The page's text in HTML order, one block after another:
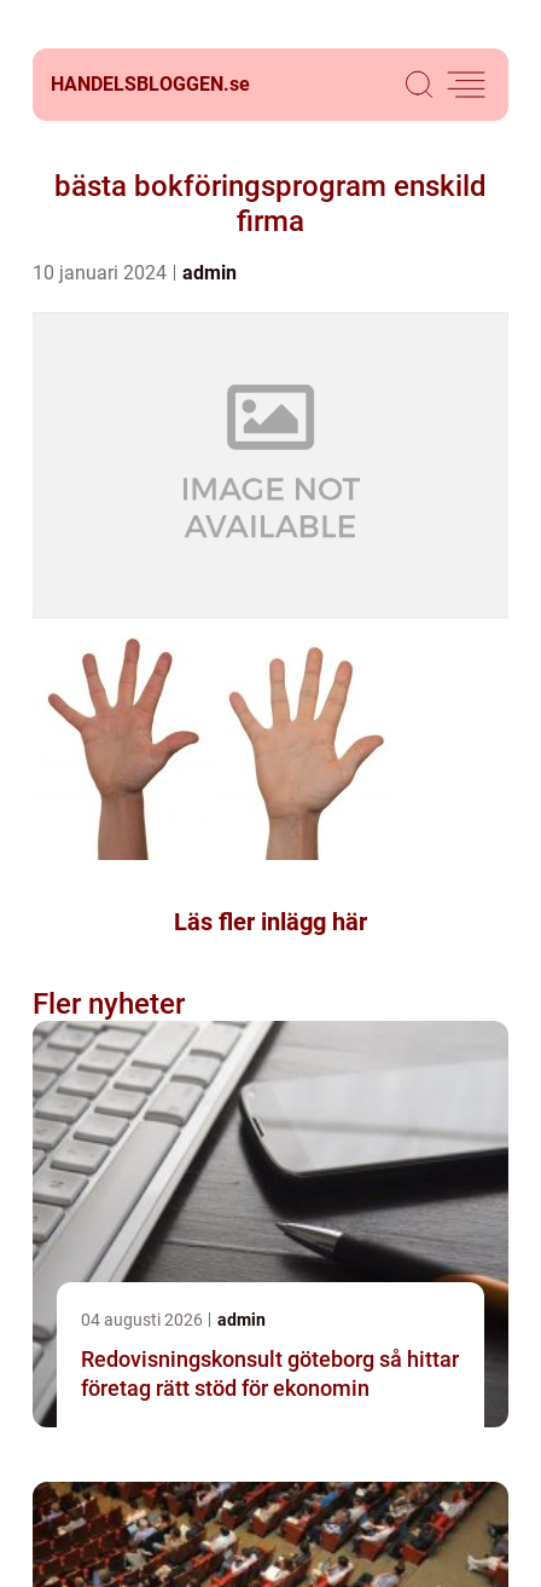
HANDELSBLOGGEN.se
bästa bokföringsprogram enskild
firma
10 januari 2024 admin
Läs fler inlägg här
Fler nyheter
04 augusti 2026 admin
Redovisningskonsult göteborg så hittar
företag rätt stöd för ekonomin